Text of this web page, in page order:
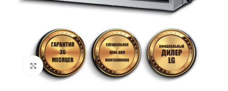
Нажмите, чтобы увеличить